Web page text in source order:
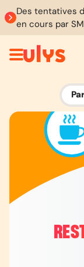
Des tentatives
en cours par